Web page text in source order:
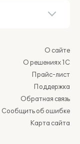
О сайте
О решениях 1С
Прайс-лист
Поддержка
Обратная связь
Сообщить об ошибке
Карта сайта